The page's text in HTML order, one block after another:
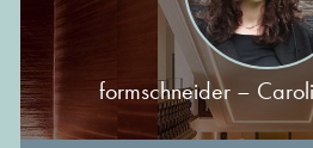
formschneider –